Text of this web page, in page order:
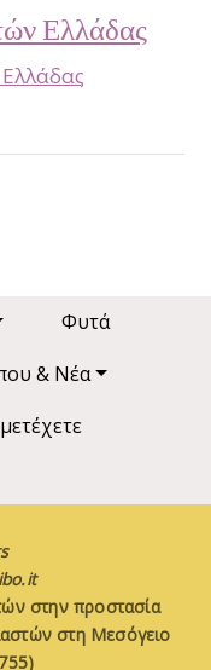
Ελλάδας
page
Φυτά
& Νέα
στην προστασία
στη Μεσόγειο